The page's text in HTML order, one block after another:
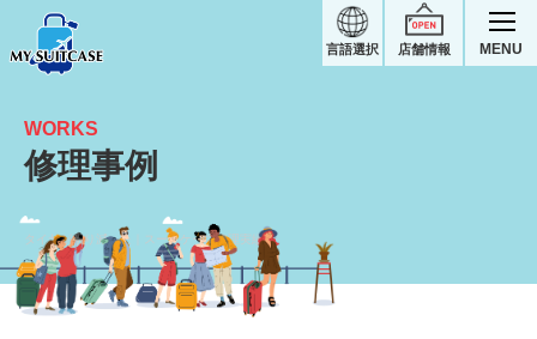
店舗情報
言語選択 MENU
タイヤがすり減った｜スーツケース修理実績
WORKS
修理事例